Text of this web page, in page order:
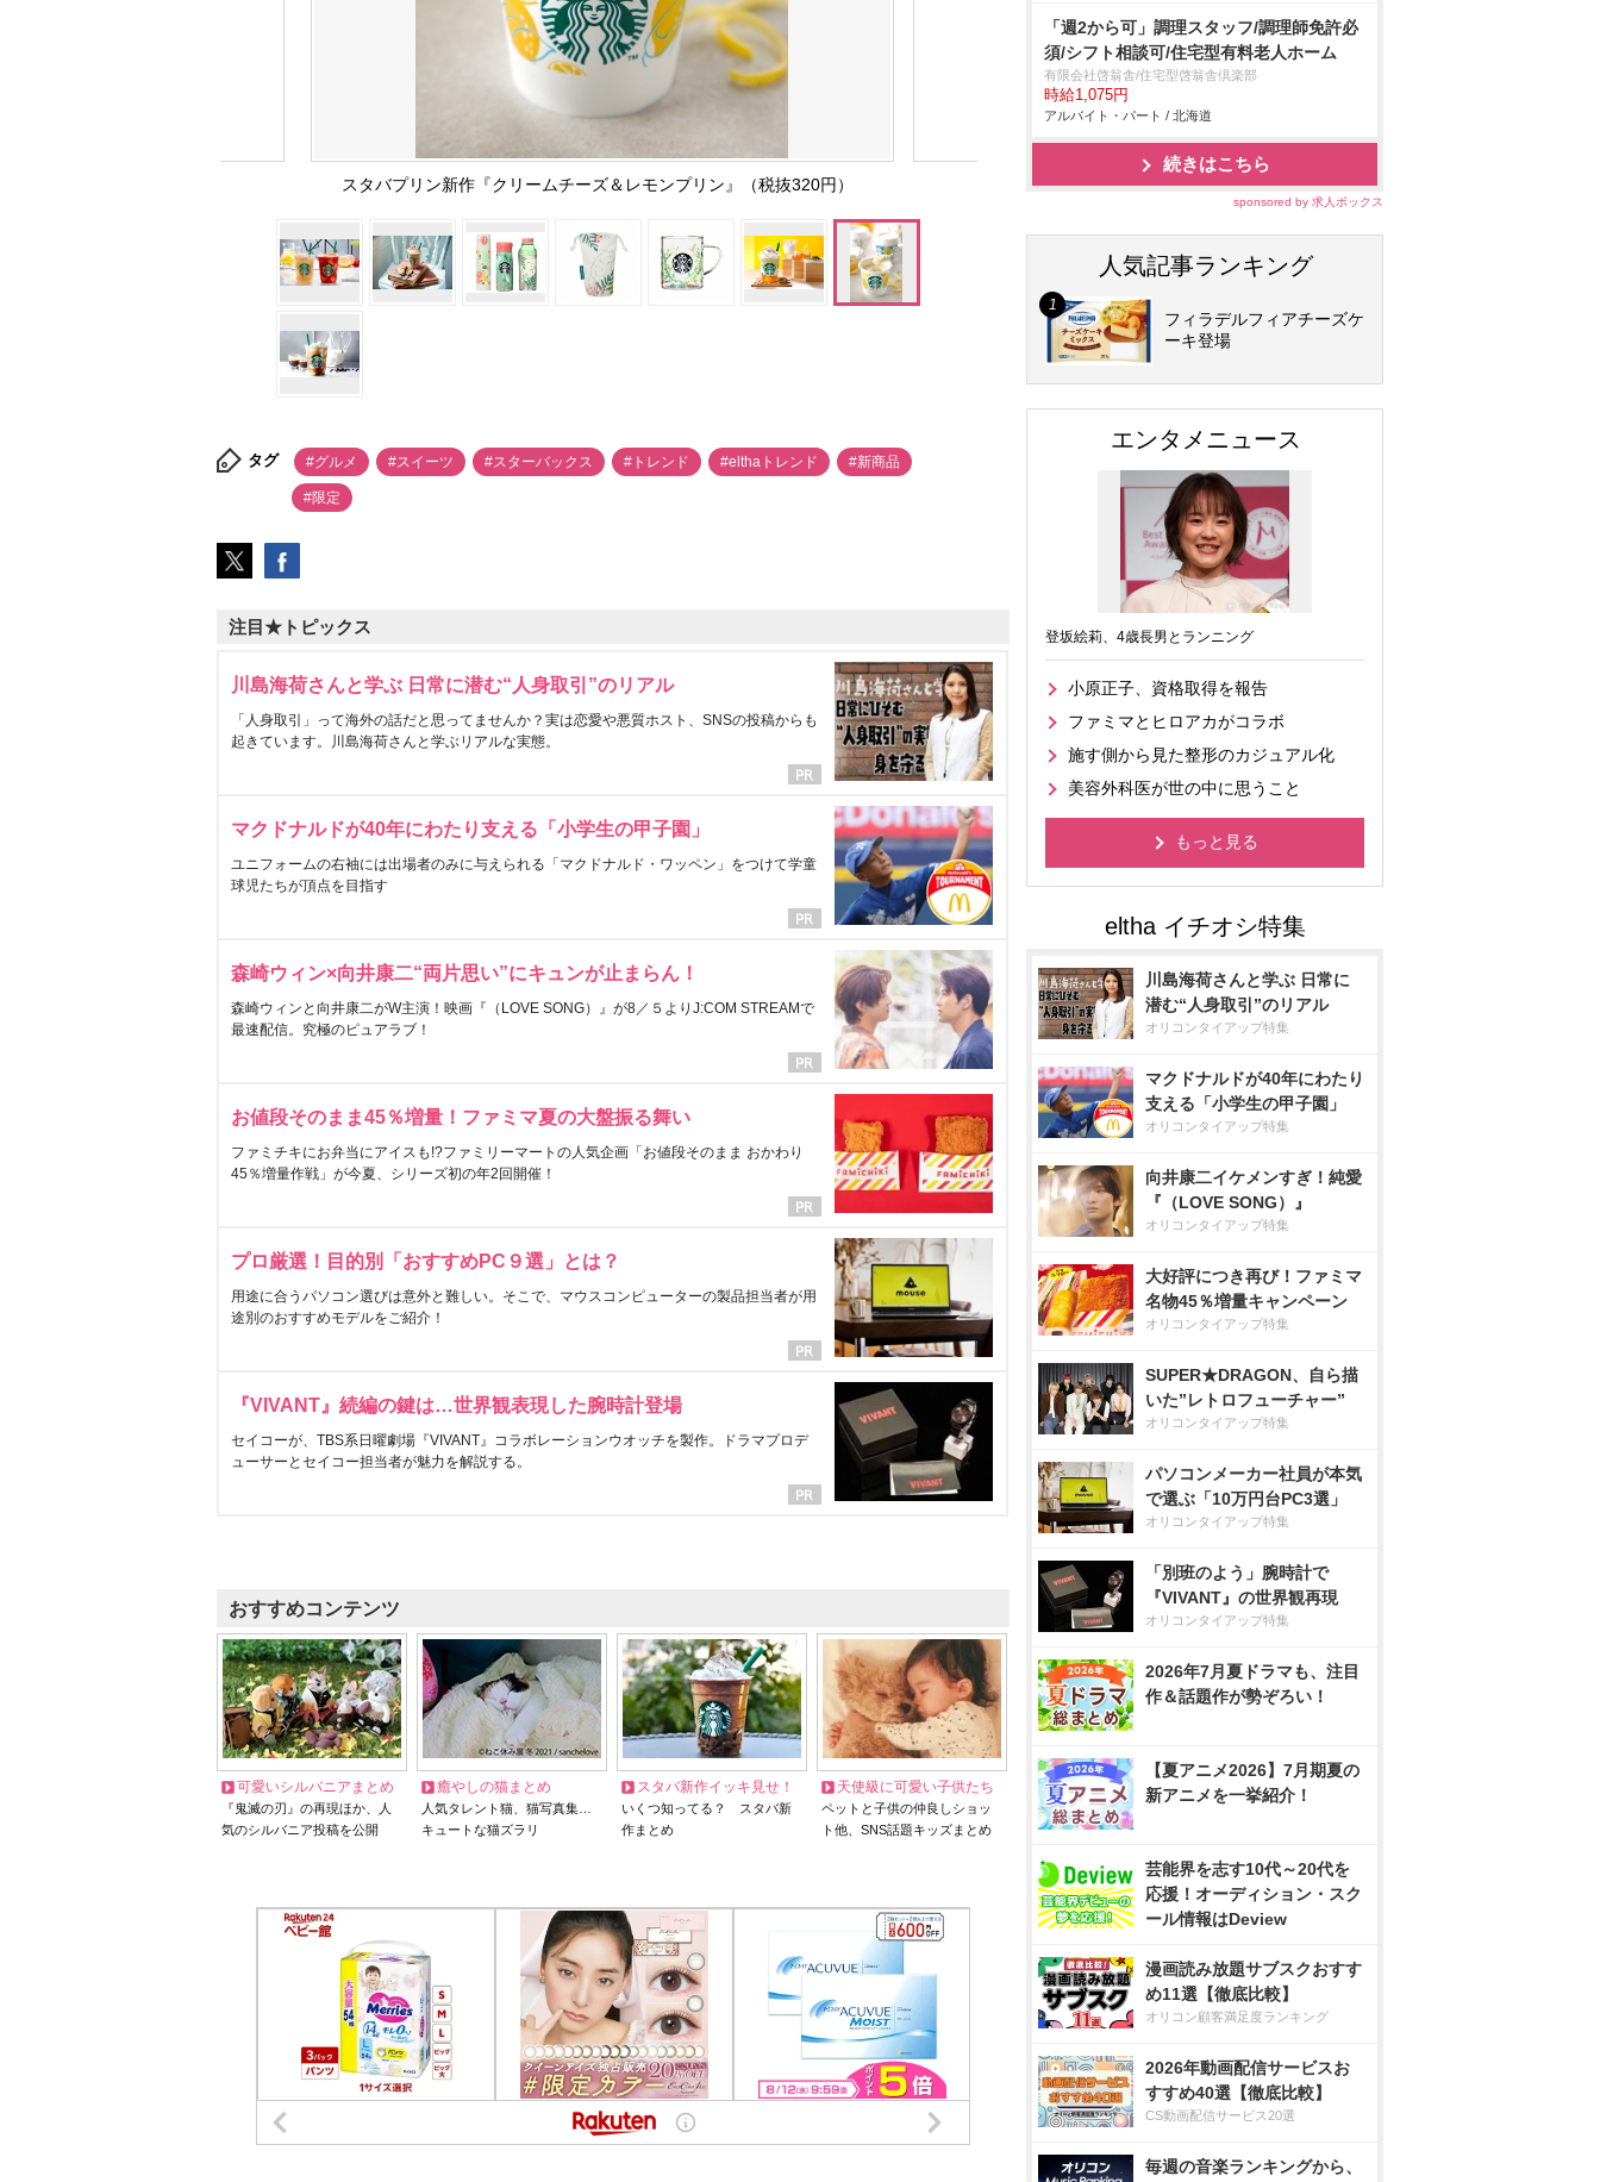
スタバプリン新作『クリームチーズ＆レモンプリン』（税抜320円）
タグ #グルメ #スイーツ #スターバックス #トレンド #elthaトレンド #新商品
#限定
注目★トピックス
川島海荷さんと学ぶ 日常に潜む“人身取引”のリアル
「人身取引」って海外の話だと思ってませんか？実は恋愛や悪質ホスト、SNSの投稿からも
起きています。川島海荷さんと学ぶリアルな実態。
マクドナルドが40年にわたり支える「小学生の甲子園」
ユニフォームの右袖には出場者のみに与えられる「マクドナルド・ワッペン」をつけて学童
球児たちが頂点を目指す
森崎ウィン×向井康二“両片思い”にキュンが止まらん！
森崎ウィンと向井康二がW主演！映画『（LOVE SONG）』が8／５よりJ:COM STREAMで
最速配信。究極のピュアラブ！
お値段そのまま45％増量！ファミマ夏の大盤振る舞い
ファミチキにお弁当にアイスも!?ファミリーマートの人気企画「お値段そのまま おかわり
45％増量作戦」が今夏、シリーズ初の年2回開催！
プロ厳選！目的別「おすすめPC９選」とは？
用途に合うパソコン選びは意外と難しい。そこで、マウスコンピューターの製品担当者が用
途別のおすすめモデルをご紹介！
『VIVANT』続編の鍵は…世界観表現した腕時計登場
セイコーが、TBS系日曜劇場『VIVANT』コラボレーションウオッチを製作。ドラマプロデ
ューサーとセイコー担当者が魅力を解説する。
おすすめコンテンツ
可愛いシルバニアまとめ
『鬼滅の刃』の再現ほか、人
気のシルバニア投稿を公開
癒やしの猫まとめ
人気タレント猫、猫写真集…
キュートな猫ズラリ
スタバ新作イッキ見せ！
いくつ知ってる？ スタバ新
作まとめ
天使級に可愛い子供たち
ペットと子供の仲良しショッ
ト他、SNS話題キッズまとめ
「週2から可」調理スタッフ/調理師免許必
須/シフト相談可/住宅型有料老人ホーム
有限会社啓翁舎/住宅型啓翁舎倶楽部
時給1,075円
アルバイト・パート / 北海道
続きはこちら
sponsored by 求人ボックス
人気記事ランキング
フィラデルフィアチーズケ
ーキ登場
エンタメニュース
登坂絵莉、4歳長男とランニング
小原正子、資格取得を報告
ファミマとヒロアカがコラボ
施す側から見た整形のカジュアル化
美容外科医が世の中に思うこと
もっと見る
川島海荷さんと学ぶ 日常に
潜む“人身取引”のリアル
オリコンタイアップ特集
マクドナルドが40年にわたり
支える「小学生の甲子園」
オリコンタイアップ特集
向井康二イケメンすぎ！純愛
『（LOVE SONG）』
オリコンタイアップ特集
大好評につき再び！ファミマ
名物45％増量キャンペーン
オリコンタイアップ特集
SUPER★DRAGON、自ら描
いた”レトロフューチャー”
オリコンタイアップ特集
パソコンメーカー社員が本気
で選ぶ「10万円台PC3選」
オリコンタイアップ特集
「別班のよう」腕時計で
『VIVANT』の世界観再現
オリコンタイアップ特集
2026年7月夏ドラマも、注目
作＆話題作が勢ぞろい！
【夏アニメ2026】7月期夏の
新アニメを一挙紹介！
芸能界を志す10代～20代を
応援！オーディション・スク
ール情報はDeview
漫画読み放題サブスクおすす
め11選【徹底比較】
オリコン顧客満足度ランキング
2026年動画配信サービスお
すすめ40選【徹底比較】
CS動画配信サービス20選
毎週の音楽ランキングから、